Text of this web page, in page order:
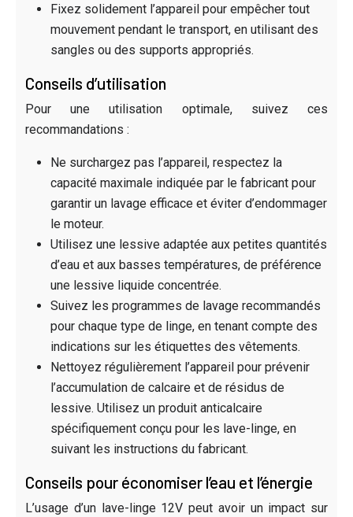
Fixez solidement l’appareil pour empêcher tout
mouvement pendant le transport, en utilisant des
sangles ou des supports appropriés.
Conseils d’utilisation
Pour une utilisation optimale, suivez ces
recommandations :
Ne surchargez pas l’appareil, respectez la
capacité maximale indiquée par le fabricant pour
garantir un lavage efficace et éviter d’endommager
le moteur.
Utilisez une lessive adaptée aux petites quantités
d’eau et aux basses températures, de préférence
une lessive liquide concentrée.
Suivez les programmes de lavage recommandés
pour chaque type de linge, en tenant compte des
indications sur les étiquettes des vêtements.
Nettoyez régulièrement l’appareil pour prévenir
l’accumulation de calcaire et de résidus de
lessive. Utilisez un produit anticalcaire
spécifiquement conçu pour les lave-linge, en
suivant les instructions du fabricant.
Conseils pour économiser l’eau et l’énergie
L’usage d’un lave-linge 12V peut avoir un impact sur